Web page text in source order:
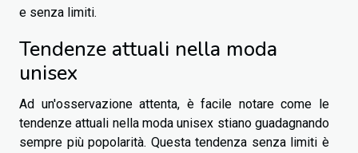
e senza limiti.
Tendenze attuali nella moda
unisex
Ad un'osservazione attenta, è facile notare come le
tendenze attuali nella moda unisex stiano guadagnando
sempre più popolarità. Questa tendenza senza limiti è